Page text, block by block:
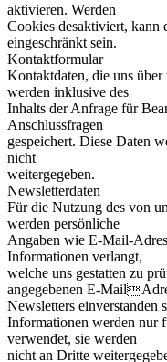
aktivieren. Werden
Cookies desaktiviert, kann
eingeschränkt sein.
Kontaktformular
Kontaktdaten, die uns
werden inklusive des
Inhalts der Anfrage für
Anschlussfragen
gespeichert. Diese Daten
nicht
weitergegeben.
Newsletterdaten
Für die Nutzung des von
werden persönliche
Angaben wie E-Mail-
Informationen verlangt,
welche uns gestatten zu
angegebenen E-
Newsletters einverstanden
Informationen werden nur
verwendet, sie werden
nicht an Dritte